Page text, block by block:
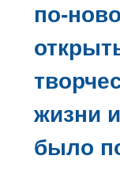
по-
жизни
было